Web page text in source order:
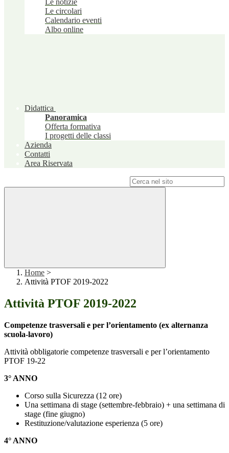
Le notizie
Le circolari
Calendario eventi
Albo online
Didattica
Panoramica
Offerta formativa
I progetti delle classi
Azienda
Contatti
Area Riservata
Home >
Attività PTOF 2019-2022
Attività PTOF 2019-2022
Competenze trasversali e per l’orientamento (ex alternanza
scuola-lavoro)
Attività obbligatorie competenze trasversali e per l’orientamento
PTOF 19-22
3° ANNO
Corso sulla Sicurezza (12 ore)
Una settimana di stage (settembre-febbraio) + una settimana di
stage (fine giugno)
Restituzione/valutazione esperienza (5 ore)
4° ANNO